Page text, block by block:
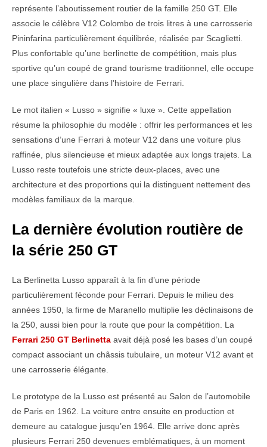
représente l’aboutissement routier de la famille 250 GT. Elle
associe le célèbre V12 Colombo de trois litres à une carrosserie
Pininfarina particulièrement équilibrée, réalisée par Scaglietti.
Plus confortable qu’une berlinette de compétition, mais plus
sportive qu’un coupé de grand tourisme traditionnel, elle occupe
une place singulière dans l’histoire de Ferrari.
Le mot italien « Lusso » signifie « luxe ». Cette appellation
résume la philosophie du modèle : offrir les performances et les
sensations d’une Ferrari à moteur V12 dans une voiture plus
raffinée, plus silencieuse et mieux adaptée aux longs trajets. La
Lusso reste toutefois une stricte deux-places, avec une
architecture et des proportions qui la distinguent nettement des
modèles familiaux de la marque.
La dernière évolution routière de
la série 250 GT
La Berlinetta Lusso apparaît à la fin d’une période
particulièrement féconde pour Ferrari. Depuis le milieu des
années 1950, la firme de Maranello multiplie les déclinaisons de
la 250, aussi bien pour la route que pour la compétition. La
Ferrari 250 GT Berlinetta avait déjà posé les bases d’un coupé
compact associant un châssis tubulaire, un moteur V12 avant et
une carrosserie élégante.
Le prototype de la Lusso est présenté au Salon de l’automobile
de Paris en 1962. La voiture entre ensuite en production et
demeure au catalogue jusqu’en 1964. Elle arrive donc après
plusieurs Ferrari 250 devenues emblématiques, à un moment